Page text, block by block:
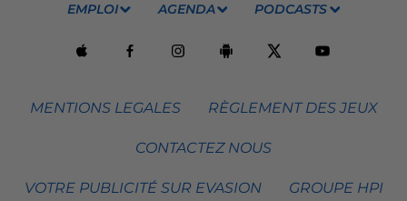
EMPLOI AGENDA PODCASTS
MENTIONS LEGALES RÈGLEMENT DES JEUX
CONTACTEZ NOUS
VOTRE PUBLICITÉ SUR EVASION GROUPE HPI